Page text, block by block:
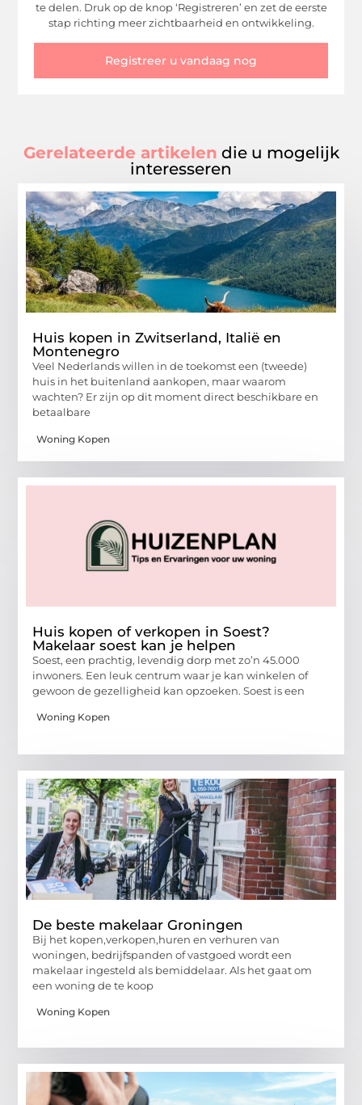
te delen. Druk op de knop ‘Registreren’ en zet de eerste
stap richting meer zichtbaarheid en ontwikkeling.
Registreer u vandaag nog
Gerelateerde artikelen die u mogelijk
interesseren
Huis kopen in Zwitserland, Italië en
Montenegro
Veel Nederlands willen in de toekomst een (tweede)
huis in het buitenland aankopen, maar waarom
wachten? Er zijn op dit moment direct beschikbare en
betaalbare
Woning Kopen
Huis kopen of verkopen in Soest?
Makelaar soest kan je helpen
Soest, een prachtig, levendig dorp met zo’n 45.000
inwoners. Een leuk centrum waar je kan winkelen of
gewoon de gezelligheid kan opzoeken. Soest is een
Woning Kopen
De beste makelaar Groningen
Bij het kopen,verkopen,huren en verhuren van
woningen, bedrijfspanden of vastgoed wordt een
makelaar ingesteld als bemiddelaar. Als het gaat om
een woning de te koop
Woning Kopen